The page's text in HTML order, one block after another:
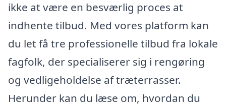
ikke at være en besværlig proces at
indhente tilbud. Med vores platform kan
du let få tre professionelle tilbud fra lokale
fagfolk, der specialiserer sig i rengøring
og vedligeholdelse af træterrasser.
Herunder kan du læse om, hvordan du